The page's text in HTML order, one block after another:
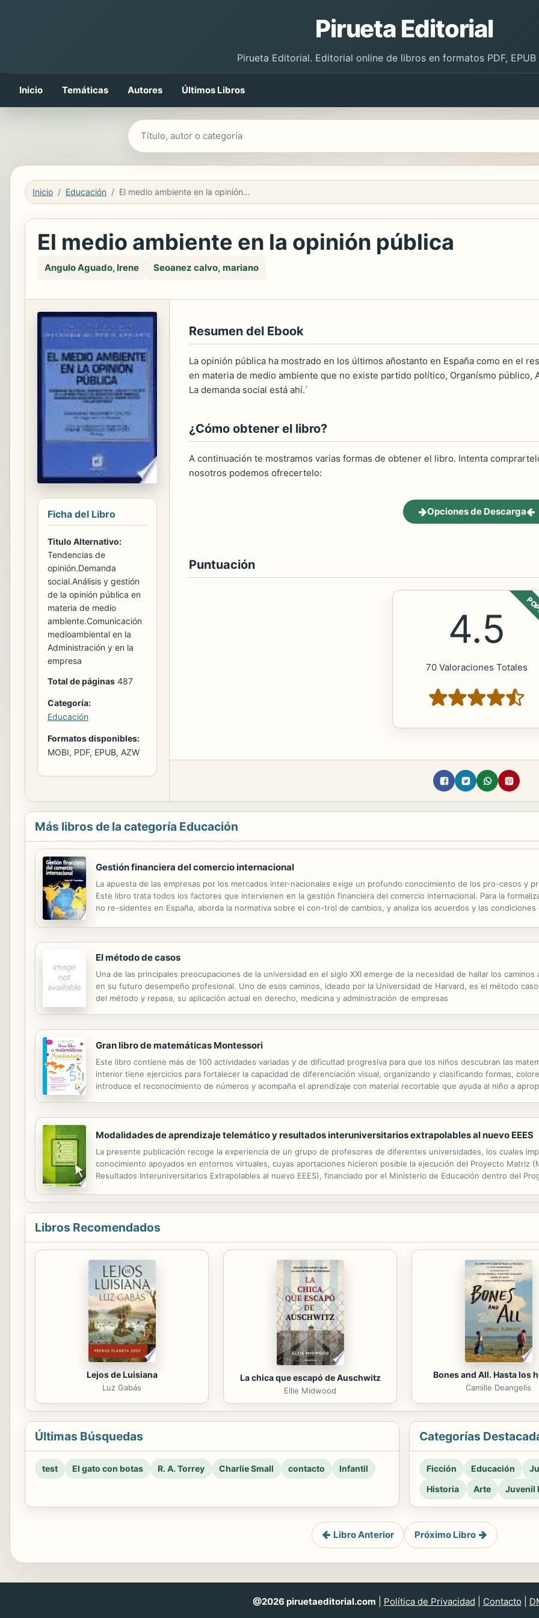
Pirueta Editorial
Pirueta Editorial. Editorial online de libros en formatos PDF, EPUB
Inicio Temáticas Autores Últimos Libros
Buscar libros
Inicio Educación El medio ambiente en la opinión pública
El medio ambiente en la opinión pública
Angulo Aguado, Irene Seoanez calvo, mariano
Ficha del Libro
Titulo Alternativo:
Tendencias de
opinión.Demanda
social.Análisis y gestión
de la opinión pública en
materia de medio
ambiente.Comunicación
medioambiental en la
Administración y en la
empresa
Total de páginas 487
Categoría:
Educación
Formatos disponibles:
MOBI, PDF, EPUB, AZW
Resumen del Ebook
La opinión pública ha mostrado en los últimos añostanto en España como en el
en materia de medio ambiente que no existe partido político, Organísmo público,
La demanda social está ahí. ́
¿Cómo obtener el libro?
A continuación te mostramos varias formas de obtener el libro. Intenta
nosotros podemos ofrecertelo:
Opciones de Descarga
Puntuación
4.5
70 Valoraciones Totales
Más libros de la categoría Educación
Gestión financiera del comercio internacional
La apuesta de las empresas por los mercados inter-nacionales exige un profundo conocimiento de los pro-cesos y
Este libro trata todos los factores que intervienen en la gestión financiera del comercio internacional. Para la
no re-sidentes en España, aborda la normativa sobre el con-trol de cambios, y analiza los acuerdos y las
El método de casos
Una de las principales preocupaciones de la universidad en el siglo XXI emerge de la necesidad de hallar los
en su futuro desempeño profesional. Uno de esos caminos, ideado por la Universidad de Harvard, es el método
del método y repasa, su aplicación actual en derecho, medicina y administración de empresas
Gran libro de matemáticas Montessori
Este libro contiene más de 100 actividades variadas y de dificultad progresiva para que los niños descubran las
interior tiene ejercicios para fortalecer la capacidad de diferenciación visual, organizando y clasificando formas,
introduce el reconocimiento de números y acompaña el aprendizaje con material recortable que ayuda al niño a
Modalidades de aprendizaje telemático y resultados interuniversitarios extrapolables al nuevo EEES
La presente publicación recoge la experiencia de un grupo de profesores de diferentes universidades, los cuales
conocimiento apoyados en entornos virtuales, cuyas aportaciones hicieron posible la ejecución del Proyecto Matriz
Resultados Interuniversitarios Extrapolables al nuevo EEES), financiado por el Ministerio de Educación dentro del
Libros Recomendados
Lejos de Luisiana
Luz Gabás
La chica que escapó de Auschwitz
Ellie Midwood
Bones and All. Hasta los
Camille Deangelis
Últimas Búsquedas
test El gato con botas R. A. Torrey Charlie Small contacto Infantil
Categorías
Ficción Educación
Historia
Arte Juvenil
Libro Anterior Próximo Libro
@2026 piruetaeditorial.com Política de Privacidad Contacto